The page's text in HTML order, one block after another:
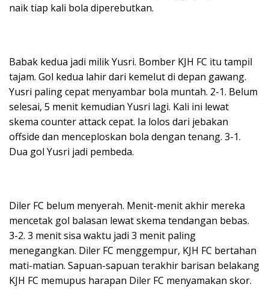
naik tiap kali bola diperebutkan.
Babak kedua jadi milik Yusri. Bomber KJH FC itu tampil
tajam. Gol kedua lahir dari kemelut di depan gawang.
Yusri paling cepat menyambar bola muntah. 2-1. Belum
selesai, 5 menit kemudian Yusri lagi. Kali ini lewat
skema counter attack cepat. Ia lolos dari jebakan
offside dan menceploskan bola dengan tenang. 3-1.
Dua gol Yusri jadi pembeda.
Diler FC belum menyerah. Menit-menit akhir mereka
mencetak gol balasan lewat skema tendangan bebas.
3-2. 3 menit sisa waktu jadi 3 menit paling
menegangkan. Diler FC menggempur, KJH FC bertahan
mati-matian. Sapuan-sapuan terakhir barisan belakang
KJH FC memupus harapan Diler FC menyamakan skor.